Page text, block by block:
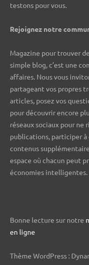
testons pour vous.
Rejoignez notre
Magazine pour trouver
simple blog, c’est une
affaires. Nous vous
partageant vos propres
articles, posez vos
pour découvrir encore
réseaux sociaux pour ne
publications, participer à
contenus
espace où chacun peut
économies intelligentes.
Bonne lecture sur notre
en ligne
Thème WordPress :